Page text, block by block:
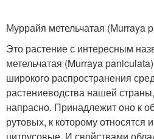
Муррайя метельчатая (Murraya
Это растение с интересным
метельчатая (Murraya
широкого распространения
растениеводства нашей
напрасно. Принадлежит оно к
рутовых, к которому относятся